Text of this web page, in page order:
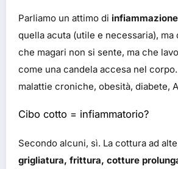
Parliamo un attimo di
quella acuta (utile e necessaria), ma
che magari non si sente, ma che
come una candela accesa nel
malattie croniche, obesità, diabete,
Cibo cotto = infiammatorio?
Secondo alcuni, sì. La cottura ad
grigliatura, frittura, cotture